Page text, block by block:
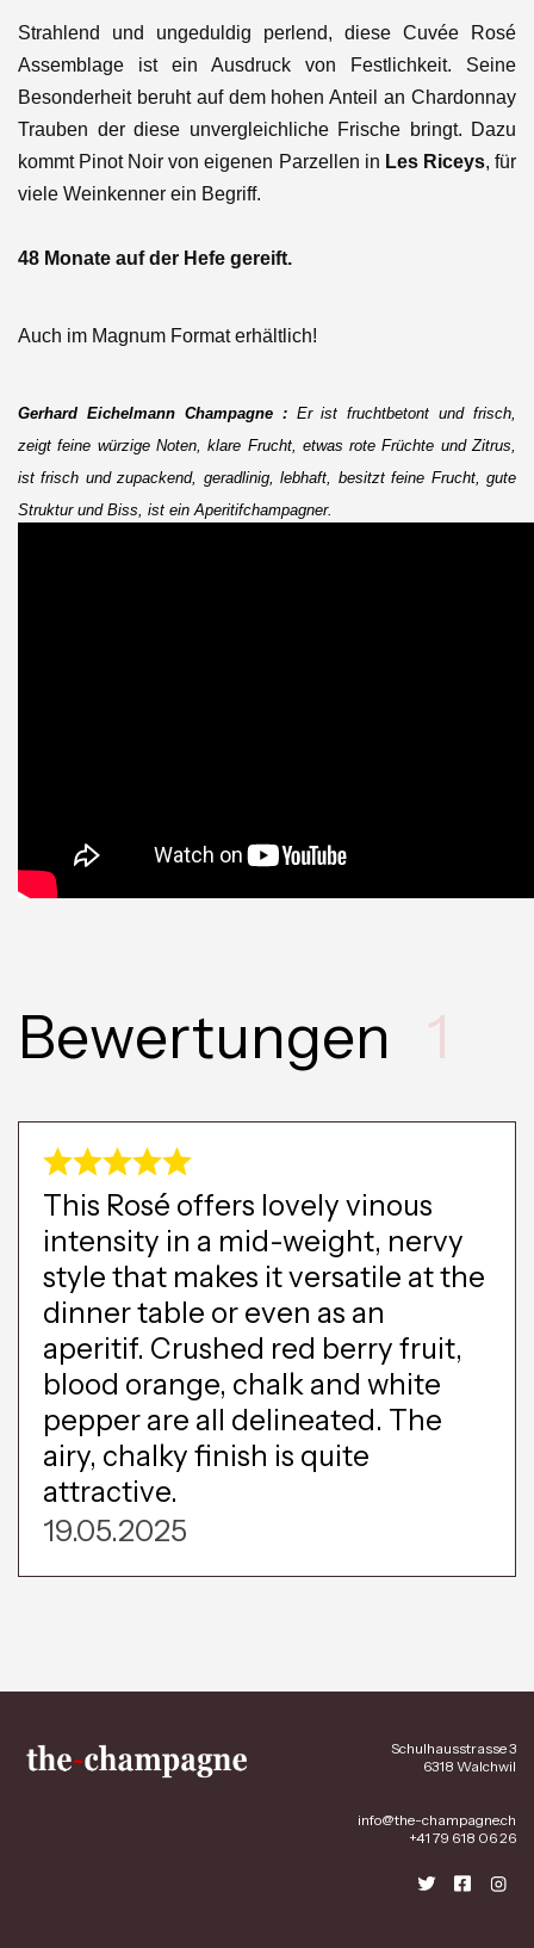
Strahlend und ungeduldig perlend, diese Cuvée Rosé
Assemblage ist ein Ausdruck von Festlichkeit. Seine
Besonderheit beruht auf dem hohen Anteil an Chardonnay
Trauben der diese unvergleichliche Frische bringt. Dazu
kommt Pinot Noir von eigenen Parzellen in Les Riceys, für
viele Weinkenner ein Begriff.
48 Monate auf der Hefe gereift.
Auch im Magnum Format erhältlich!
Gerhard Eichelmann Champagne : Er ist fruchtbetont und frisch,
zeigt feine würzige Noten, klare Frucht, etwas rote Früchte und Zitrus,
ist frisch und zupackend, geradlinig, lebhaft, besitzt feine Frucht, gute
Struktur und Biss, ist ein Aperitifchampagner.
Bewertungen 1
This Rosé offers lovely vinous
intensity in a mid-weight, nervy
style that makes it versatile at the
dinner table or even as an
aperitif. Crushed red berry fruit,
blood orange, chalk and white
pepper are all delineated. The
airy, chalky finish is quite
attractive.
19.05.2025
Schulhausstrasse 3
6318 Walchwil
info@the-champagne.ch
+41 79 618 06 26